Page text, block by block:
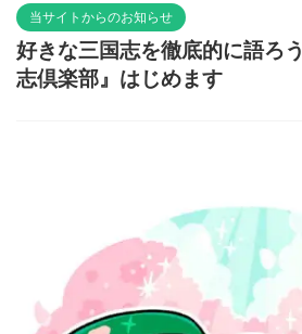
当サイトからのお知らせ
好きな三国志を徹底的に語ろ
志倶楽部』はじめます